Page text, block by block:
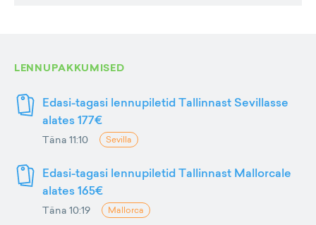
LENNUPAKKUMISED
Edasi-tagasi lennupiletid Tallinnast Sevillasse
alates 177€
Täna 11:10 Sevilla
Edasi-tagasi lennupiletid Tallinnast Mallorcale
alates 165€
Täna 10:19 Mallorca